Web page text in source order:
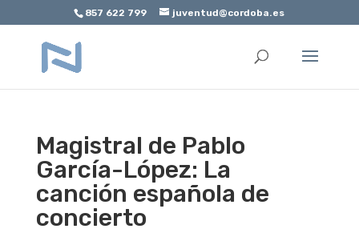
Abrir barra de herramientas
857 622 799 juventud@cordoba.es
Magistral de Pablo
García-López: La
canción española de
concierto